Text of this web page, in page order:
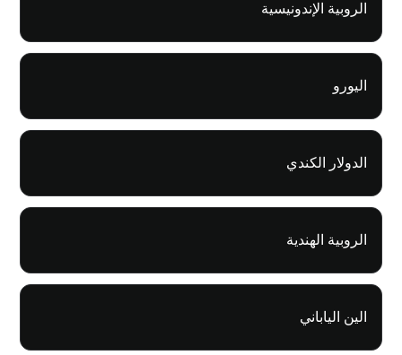
الروبية الإندونيسية
اليورو
الدولار الكندي
الروبية الهندية
الين الياباني